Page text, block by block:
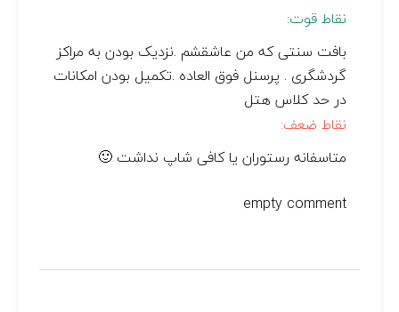
نقاط قوت:
بافت سنتی که من عاشقشم .نزدیک بودن به مراکز
گردشگری . پرسنل فوق العاده .تکمیل بودن امکانات
در حد کلاس هتل
نقاط ضعف:
متاسفانه رستوران یا کافی شاپ نداشت 🙂
empty comment